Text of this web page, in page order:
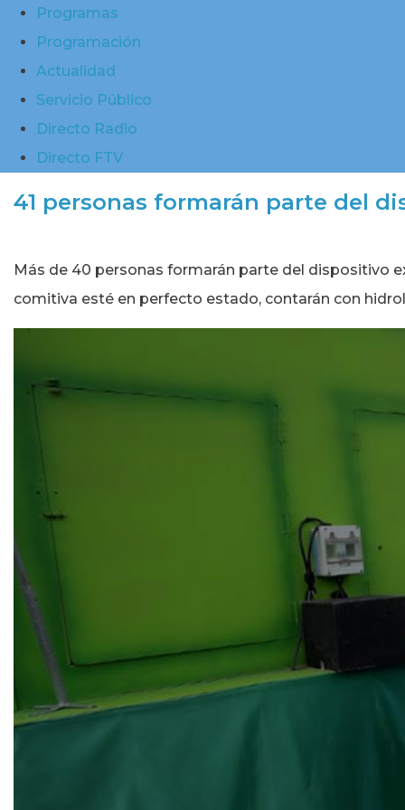
Programas
Programación
Actualidad
Servicio Público
Directo Radio
Directo FTV
41 personas formarán parte del
Más de 40 personas formarán parte del dispositivo
comitiva esté en perfecto estado, contarán con